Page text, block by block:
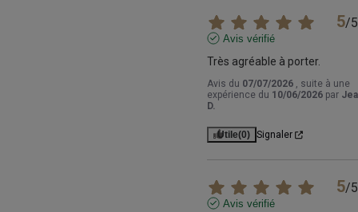
5/5
Avis vérifié
Très agréable à porter.
Avis du 07/07/2026 , suite à une
expérience du 10/06/2026 par
D.
Utile(0) Signaler
5/5
Avis vérifié